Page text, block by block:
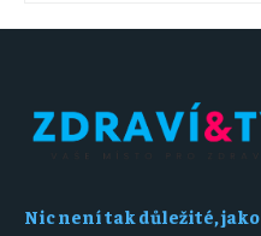
Nic není tak důležité,